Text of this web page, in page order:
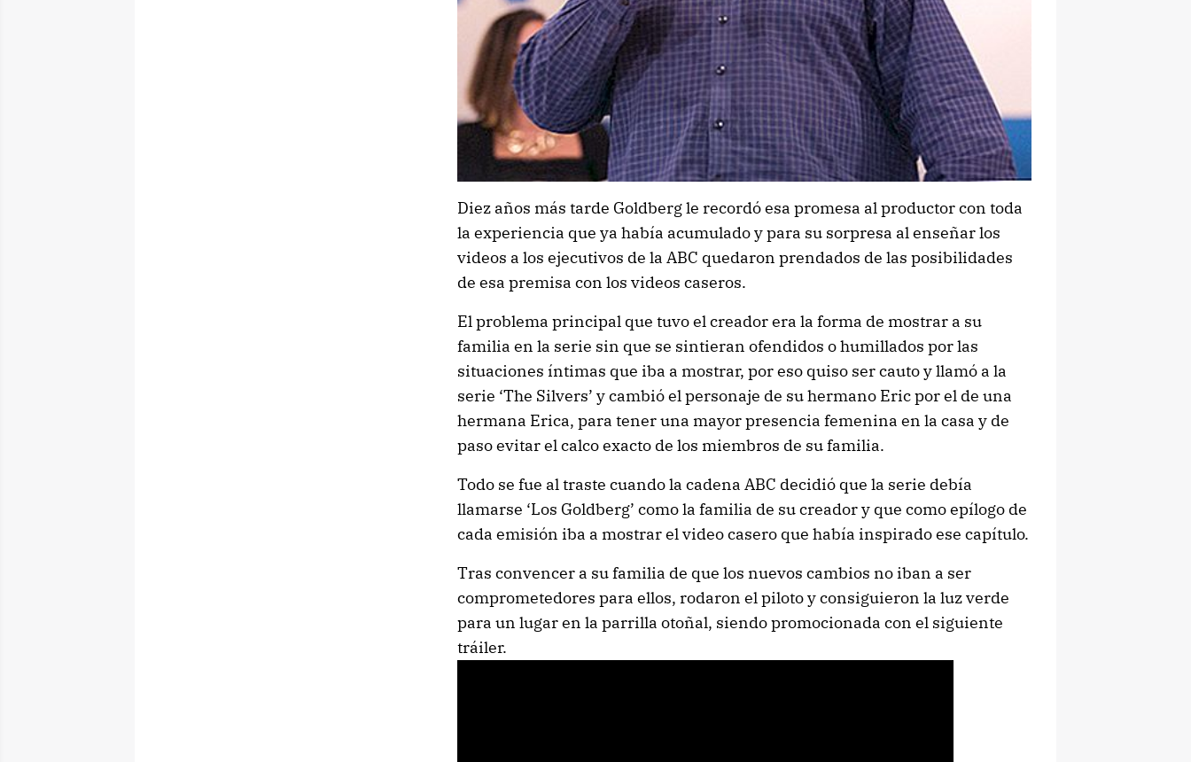
Diez años más tarde Goldberg le recordó esa promesa al productor con toda
la experiencia que ya había acumulado y para su sorpresa al enseñar los
videos a los ejecutivos de la ABC quedaron prendados de las posibilidades
de esa premisa con los videos caseros.
El problema principal que tuvo el creador era la forma de mostrar a su
familia en la serie sin que se sintieran ofendidos o humillados por las
situaciones íntimas que iba a mostrar, por eso quiso ser cauto y llamó a la
serie ‘The Silvers’ y cambió el personaje de su hermano Eric por el de una
hermana Erica, para tener una mayor presencia femenina en la casa y de
paso evitar el calco exacto de los miembros de su familia.
Todo se fue al traste cuando la cadena ABC decidió que la serie debía
llamarse ‘Los Goldberg’ como la familia de su creador y que como epílogo de
cada emisión iba a mostrar el video casero que había inspirado ese capítulo.
Tras convencer a su familia de que los nuevos cambios no iban a ser
comprometedores para ellos, rodaron el piloto y consiguieron la luz verde
para un lugar en la parrilla otoñal, siendo promocionada con el siguiente
tráiler.